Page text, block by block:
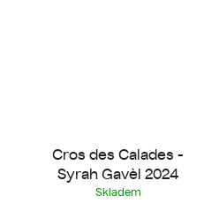
Cros des Calades -
Syrah Gavèl 2024
Skladem